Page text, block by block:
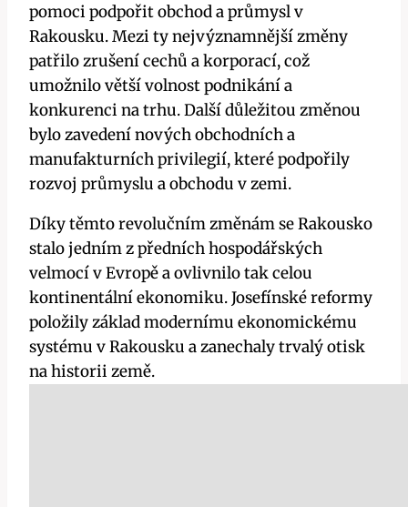
pomoci podpořit obchod a průmysl v
Rakousku. Mezi ty nejvýznamnější změny
patřilo zrušení cechů a korporací, což
umožnilo větší volnost podnikání a
konkurenci na trhu. Další důležitou změnou
bylo zavedení nových obchodních a
manufakturních privilegií, které podpořily
rozvoj průmyslu a obchodu v zemi.
Díky těmto revolučním změnám se Rakousko
stalo jedním z předních hospodářských
velmocí v Evropě a ovlivnilo tak celou
kontinentální ekonomiku. Josefínské reformy
položily základ modernímu ekonomickému
systému v Rakousku a zanechaly trvalý otisk
na historii země.